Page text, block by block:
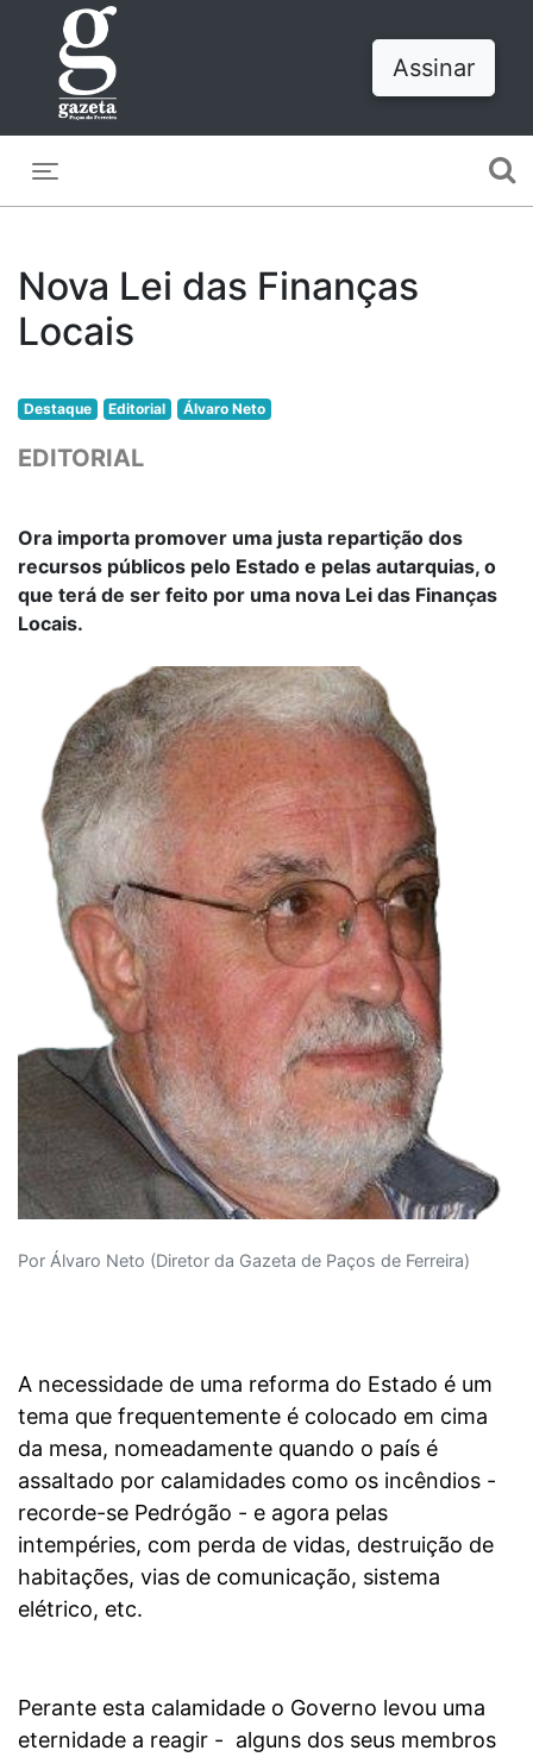
Assinar
Nova Lei das Finanças
Locais
Destaque Editorial Álvaro Neto
EDITORIAL
Ora importa promover uma justa repartição dos
recursos públicos pelo Estado e pelas autarquias, o
que terá de ser feito por uma nova Lei das Finanças
Locais.
Por Álvaro Neto (Diretor da Gazeta de Paços de Ferreira)
A necessidade de uma reforma do Estado é um
tema que frequentemente é colocado em cima
da mesa, nomeadamente quando o país é
assaltado por calamidades como os incêndios -
recorde-se Pedrógão - e agora pelas
intempéries, com perda de vidas, destruição de
habitações, vias de comunicação, sistema
elétrico, etc.
Perante esta calamidade o Governo levou uma
eternidade a reagir - alguns dos seus membros